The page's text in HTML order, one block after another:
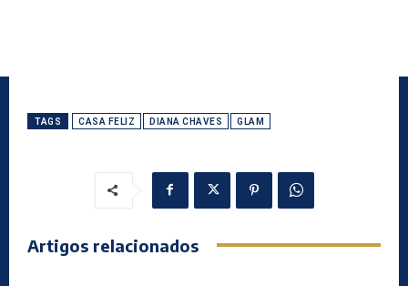
TAGS CASA FELIZ DIANA CHAVES GLAM
Artigos relacionados